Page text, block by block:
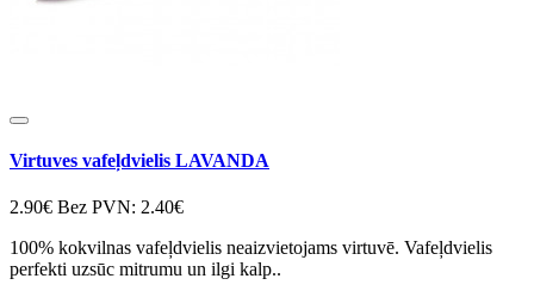
Virtuves vafeļdvielis LAVANDA
2.90€ Bez PVN: 2.40€
100% kokvilnas vafeļdvielis neaizvietojams virtuvē. Vafeļdvielis
perfekti uzsūc mitrumu un ilgi kalp..